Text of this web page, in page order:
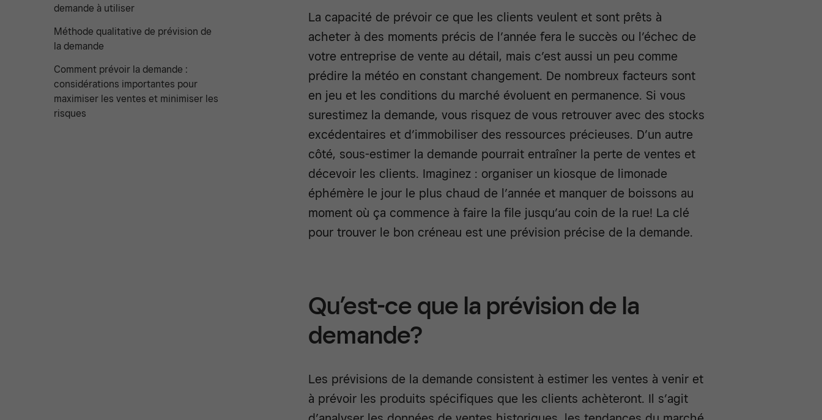
demande à utiliser
Méthode qualitative de prévision de
la demande
Comment prévoir la demande :
considérations importantes pour
maximiser les ventes et minimiser les
risques
La capacité de prévoir ce que les clients veulent et sont prêts à
acheter à des moments précis de l’année fera le succès ou l’échec de
votre entreprise de vente au détail, mais c’est aussi un peu comme
prédire la météo en constant changement. De nombreux facteurs sont
en jeu et les conditions du marché évoluent en permanence. Si vous
surestimez la demande, vous risquez de vous retrouver avec des stocks
excédentaires et d’immobiliser des ressources précieuses. D’un autre
côté, sous-estimer la demande pourrait entraîner la perte de ventes et
décevoir les clients. Imaginez : organiser un kiosque de limonade
éphémère le jour le plus chaud de l’année et manquer de boissons au
moment où ça commence à faire la file jusqu’au coin de la rue! La clé
pour trouver le bon créneau est une prévision précise de la demande.
Qu’est-ce que la prévision de la
demande?
Les prévisions de la demande consistent à estimer les ventes à venir et
à prévoir les produits spécifiques que les clients achèteront. Il s’agit